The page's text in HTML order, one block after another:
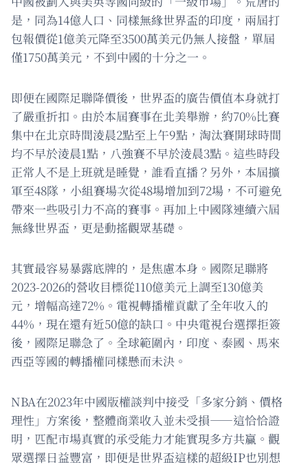
是，同為14億人口、同樣無緣世界盃的印度，兩屆打
包報價從1億美元降至3500萬美元仍無人接盤，單屆
僅1750萬美元，不到中國的十分之一。
即便在國際足聯降價後，世界盃的廣告價值本身就打
了嚴重折扣。由於本屆賽事在北美舉辦，約70%比賽
集中在北京時間淩晨2點至上午9點，淘汰賽開球時間
均不早於淩晨1點，八強賽不早於淩晨3點。這些時段
正常人不是上班就是睡覺，誰看直播？另外，本屆擴
軍至48隊，小組賽場次從48場增加到72場，不可避免
帶來一些吸引力不高的賽事。再加上中國隊連續六屆
無緣世界盃，更是動搖觀眾基礎。
其實最容易暴露底牌的，是焦慮本身。國際足聯將
2023-2026的營收目標從110億美元上調至130億美
元，增幅高達72%。電視轉播權貢獻了全年收入的
44%，現在還有近50億的缺口。中央電視台選擇拒簽
後，國際足聯急了。全球範圍內，印度、泰國、馬來
西亞等國的轉播權同樣懸而未決。
NBA在2023年中國版權談判中接受「多家分銷、價格
理性」方案後，整體商業收入並未受損——這恰恰證
明，匹配市場真實的承受能力才能實現多方共贏。觀
眾選擇日益豐富，即便是世界盃這樣的超級IP也別想